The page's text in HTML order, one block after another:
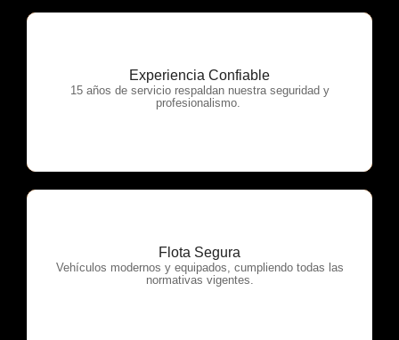
Experiencia Confiable
15 años de servicio respaldan nuestra seguridad y
profesionalismo.
OTP Servicios
Flota Segura
Vehículos modernos y equipados, cumpliendo todas las
normativas vigentes.
OTP Servicios